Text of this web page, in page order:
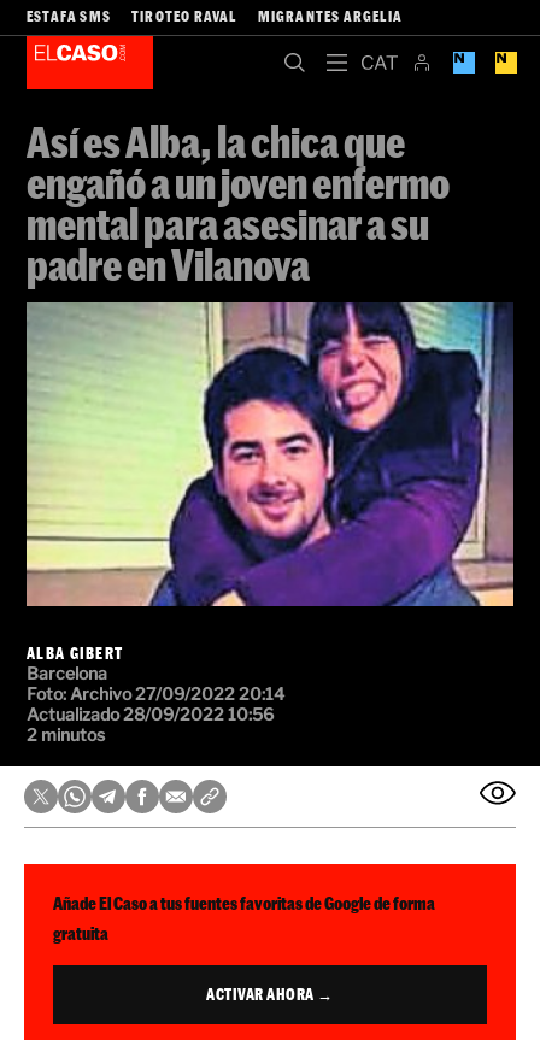
ESTAFA SMS TIROTEO RAVAL MIGRANTES ARGELIA
Así es Alba, la chica que
engañó a un joven enfermo
mental para asesinar a su
padre en Vilanova
ALBA GIBERT
Barcelona
Foto: Archivo27/09/2022 20:14
Actualizado 28/09/2022 10:56
2 minutos
Añade El Caso a tus fuentes favoritas de Google de forma
gratuita
ACTIVAR AHORA →